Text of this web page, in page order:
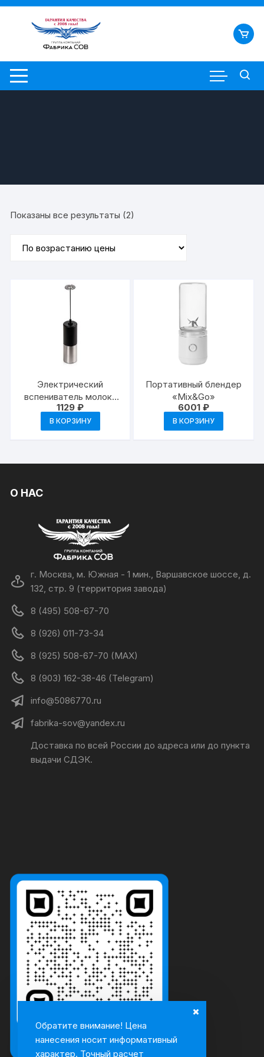
Обратите внимание! Цена
нанесения носит информативный
характер. Точный расчет
Перейти
содержимому
Показаны все результаты (2)
Электрический
вспениватель молока
«Cappuch»
1129₽
В КОРЗИНУ
Портативный блендер
«Mix&Go»
6001₽
В КОРЗИНУ
О НАС
г. Москва, м. Южная - 1 мин., Варшавское шоссе, д.
132, стр. 9 (территория завода)
8 (495) 508-67-70
8 (926) 011-73-34
8 (925) 508-67-70 (MAX)
8 (903) 162-38-46 (Telegram)
info@5086770.ru
fabrika-sov@yandex.ru
Доставка по всей России до адреса или до пункта
выдачи СДЭК.